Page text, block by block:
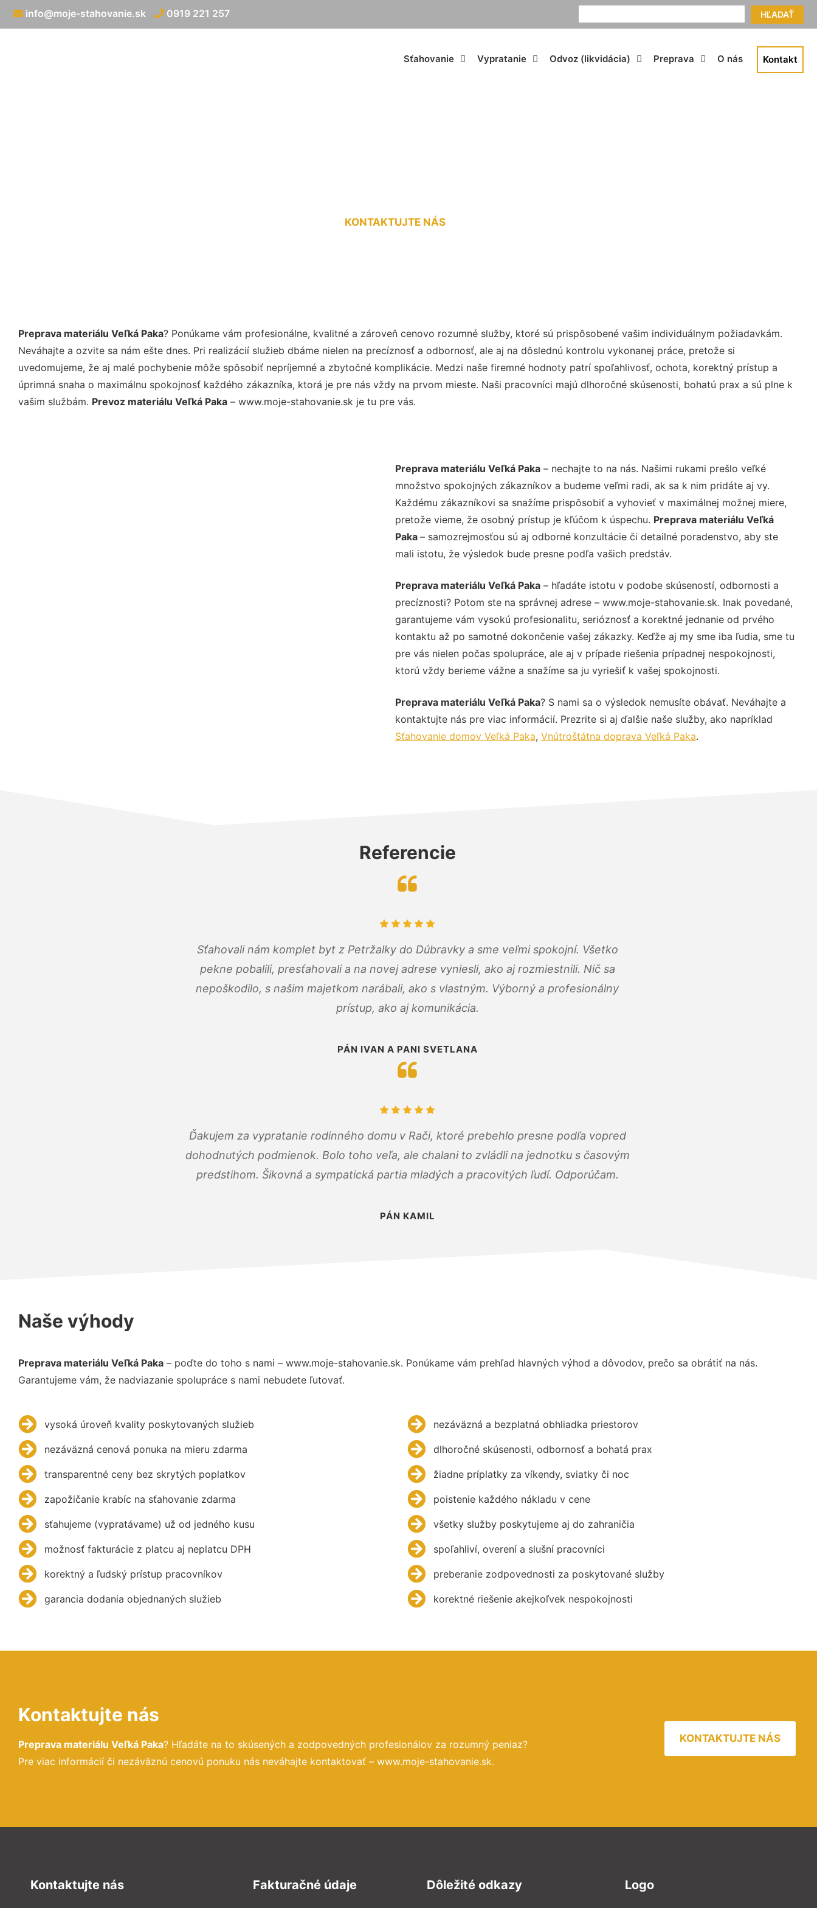
HĽADAŤ
info@moje-stahovanie.sk 0919 221 257
Sťahovanie Vypratanie Odvoz (likvidácia) Preprava O nás Kontakt
KONTAKTUJTE NÁS
Preprava materiálu Veľká Paka? Ponúkame vám profesionálne, kvalitné a zároveň cenovo rozumné služby, ktoré sú prispôsobené vašim individuálnym požiadavkám.
Neváhajte a ozvite sa nám ešte dnes. Pri realizácií služieb dbáme nielen na precíznosť a odbornosť, ale aj na dôslednú kontrolu vykonanej práce, pretože si
uvedomujeme, že aj malé pochybenie môže spôsobiť nepríjemné a zbytočné komplikácie. Medzi naše firemné hodnoty patrí spoľahlivosť, ochota, korektný prístup a
úprimná snaha o maximálnu spokojnosť každého zákazníka, ktorá je pre nás vždy na prvom mieste. Naši pracovníci majú dlhoročné skúsenosti, bohatú prax a sú plne k
vašim službám. Prevoz materiálu Veľká Paka – www.moje-stahovanie.sk je tu pre vás.
Preprava materiálu Veľká Paka– nechajte to na nás. Našimi rukami prešlo veľké
množstvo spokojných zákazníkov a budeme veľmi radi, ak sa k nim pridáte aj vy.
Každému zákazníkovi sa snažíme prispôsobiť a vyhovieť v maximálnej možnej miere,
pretože vieme, že osobný prístup je kľúčom k úspechu. Preprava materiálu Veľká
Paka – samozrejmosťou sú aj odborné konzultácie či detailné poradenstvo, aby ste
mali istotu, že výsledok bude presne podľa vašich predstáv.
Preprava materiálu Veľká Paka– hľadáte istotu v podobe skúseností, odbornosti a
precíznosti? Potom ste na správnej adrese – www.moje-stahovanie.sk. Inak povedané,
garantujeme vám vysokú profesionalitu, serióznosť a korektné jednanie od prvého
kontaktu až po samotné dokončenie vašej zákazky. Keďže aj my sme iba ľudia, sme tu
pre vás nielen počas spolupráce, ale aj v prípade riešenia prípadnej nespokojnosti,
ktorú vždy berieme vážne a snažíme sa ju vyriešiť k vašej spokojnosti.
Preprava materiálu Veľká Paka? S nami sa o výsledok nemusíte obávať. Neváhajte a
kontaktujte nás pre viac informácií. Prezrite si aj ďalšie naše služby, ako napríklad
Sťahovanie domov Veľká Paka, Vnútroštátna doprava Veľká Paka.
Referencie
Sťahovali nám komplet byt z Petržalky do Dúbravky a sme veľmi spokojní. Všetko
pekne pobalili, presťahovali a na novej adrese vyniesli, ako aj rozmiestnili. Nič sa
nepoškodilo, s našim majetkom narábali, ako s vlastným. Výborný a profesionálny
prístup, ako aj komunikácia.
PÁN IVAN A PANI SVETLANA
Ďakujem za vypratanie rodinného domu v Rači, ktoré prebehlo presne podľa vopred
dohodnutých podmienok. Bolo toho veľa, ale chalani to zvládli na jednotku s časovým
predstihom. Šikovná a sympatická partia mladých a pracovitých ľudí. Odporúčam.
PÁN KAMIL
Naše výhody
Preprava materiálu Veľká Paka – poďte do toho s nami – www.moje-stahovanie.sk. Ponúkame vám prehľad hlavných výhod a dôvodov, prečo sa obrátiť na nás.
Garantujeme vám, že nadviazanie spolupráce s nami nebudete ľutovať.
vysoká úroveň kvality poskytovaných služieb
nezáväzná cenová ponuka na mieru zdarma
transparentné ceny bez skrytých poplatkov
zapožičanie krabíc na sťahovanie zdarma
sťahujeme (vypratávame) už od jedného kusu
možnosť fakturácie z platcu aj neplatcu DPH
korektný a ľudský prístup pracovníkov
garancia dodania objednaných služieb
nezáväzná a bezplatná obhliadka priestorov
dlhoročné skúsenosti, odbornosť a bohatá prax
žiadne príplatky za víkendy, sviatky či noc
poistenie každého nákladu v cene
všetky služby poskytujeme aj do zahraničia
spoľahliví, overení a slušní pracovníci
preberanie zodpovednosti za poskytované služby
korektné riešenie akejkoľvek nespokojnosti
Kontaktujte nás
Preprava materiálu Veľká Paka? Hľadáte na to skúsených a zodpovedných profesionálov za rozumný peniaz?
Pre viac informácií či nezáväznú cenovú ponuku nás neváhajte kontaktovať – www.moje-stahovanie.sk.
KONTAKTUJTE NÁS
Kontaktujte nás Fakturačné údaje Dôležité odkazy Logo